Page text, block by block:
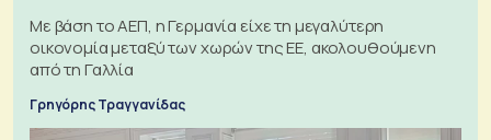
Με βάση το ΑΕΠ, η Γερμανία είχε τη μεγαλύτερη
οικονομία μεταξύ των χωρών της ΕΕ, ακολουθούμενη
από τη Γαλλία
Γρηγόρης Τραγγανίδας